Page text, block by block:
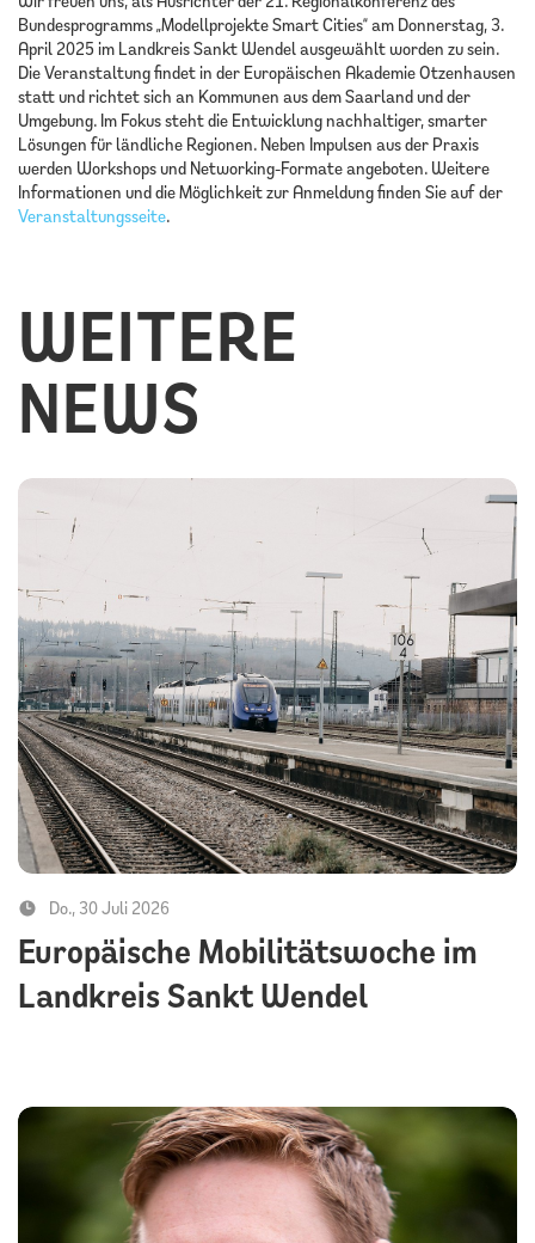
KONTAKT
Bundesprogramms „Modellprojekte Smart Cities“ am Donnerstag, 3.
April 2025 im Landkreis Sankt Wendel ausgewählt worden zu sein.
Die Veranstaltung findet in der Europäischen Akademie Otzenhausen
statt und richtet sich an Kommunen aus dem Saarland und der
Umgebung. Im Fokus steht die Entwicklung nachhaltiger, smarter
Lösungen für ländliche Regionen. Neben Impulsen aus der Praxis
werden Workshops und Networking-Formate angeboten. Weitere
Informationen und die Möglichkeit zur Anmeldung finden Sie auf der
Veranstaltungsseite.
WEITERE
NEWS
Do., 30 Juli 2026
Europäische Mobilitätswoche im
Landkreis Sankt Wendel